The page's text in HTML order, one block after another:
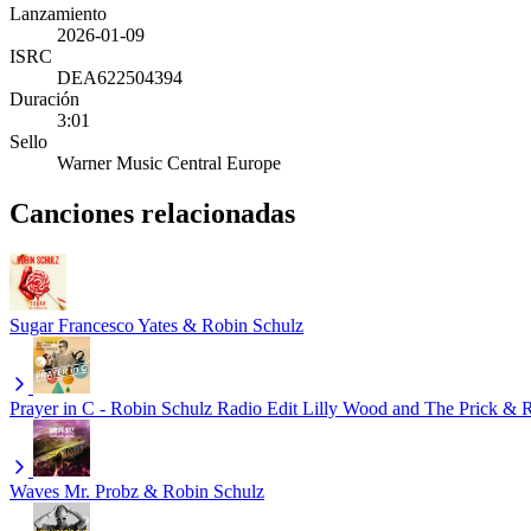
Lanzamiento
2026-01-09
ISRC
DEA622504394
Duración
3:01
Sello
Warner Music Central Europe
Canciones relacionadas
Sugar Francesco Yates & Robin Schulz
Prayer in C - Robin Schulz Radio Edit Lilly Wood and The Prick &
Waves Mr. Probz & Robin Schulz